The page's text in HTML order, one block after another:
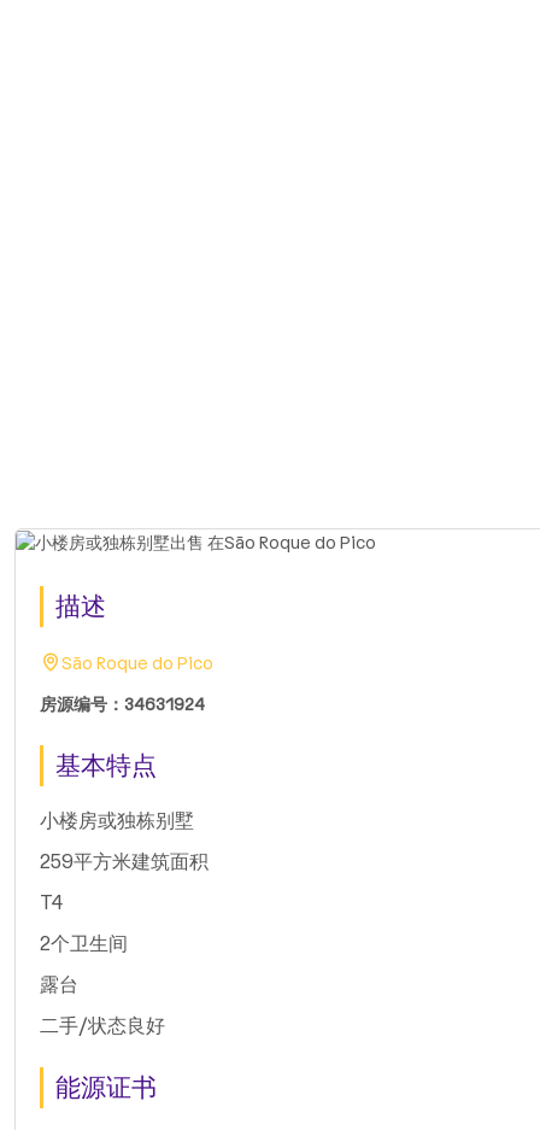
描述
São Roque do Pico
房源编号：34631924
基本特点
小楼房或独栋别墅
259平方米建筑面积
T4
2个卫生间
露台
二手/状态良好
能源证书